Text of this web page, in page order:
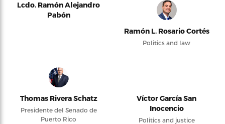
Lcdo. Ramón Alejandro
Pabón
Ramón L. Rosario Cortés
Politics and law
Thomas Rivera Schatz
Presidente del Senado de
Puerto Rico
Víctor García San
Inocencio
Politics and justice